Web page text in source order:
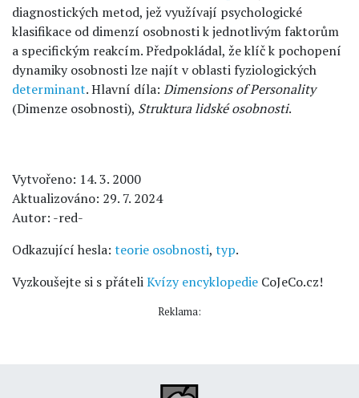
diagnostických metod, jež využívají psychologické
klasifikace od dimenzí osobnosti k jednotlivým faktorům
a specifickým reakcím. Předpokládal, že klíč k pochopení
dynamiky osobnosti lze najít v oblasti fyziologických
determinant. Hlavní díla: Dimensions of Personality
(Dimenze osobnosti), Struktura lidské osobnosti.
Vytvořeno: 14. 3. 2000
Aktualizováno: 29. 7. 2024
Autor: -red-
Odkazující hesla: teorie osobnosti, typ.
Vyzkoušejte si s přáteliKvízy encyklopedie CoJeCo.cz!
Reklama: